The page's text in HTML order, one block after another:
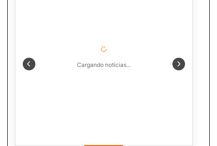
Cargando noticias...